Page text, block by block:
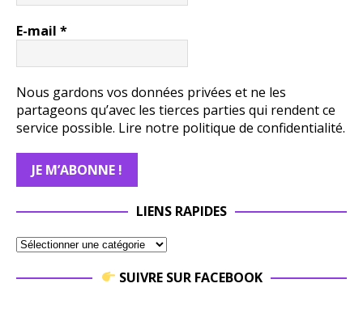
E-mail *
Nous gardons vos données privées et ne les
partageons qu’avec les tierces parties qui rendent ce
service possible. Lire notre politique de confidentialité.
LIENS RAPIDES
SUIVRE SUR FACEBOOK